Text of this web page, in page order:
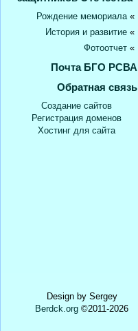
Рождение мемориала«
История и развитие «
Фотоотчет «
Почта БГО РСВА
Обратная связь
Создание сайтов
Регистрация доменов
Хостинг для сайта
Design by Sergey
Berdck.org ©2011-2026